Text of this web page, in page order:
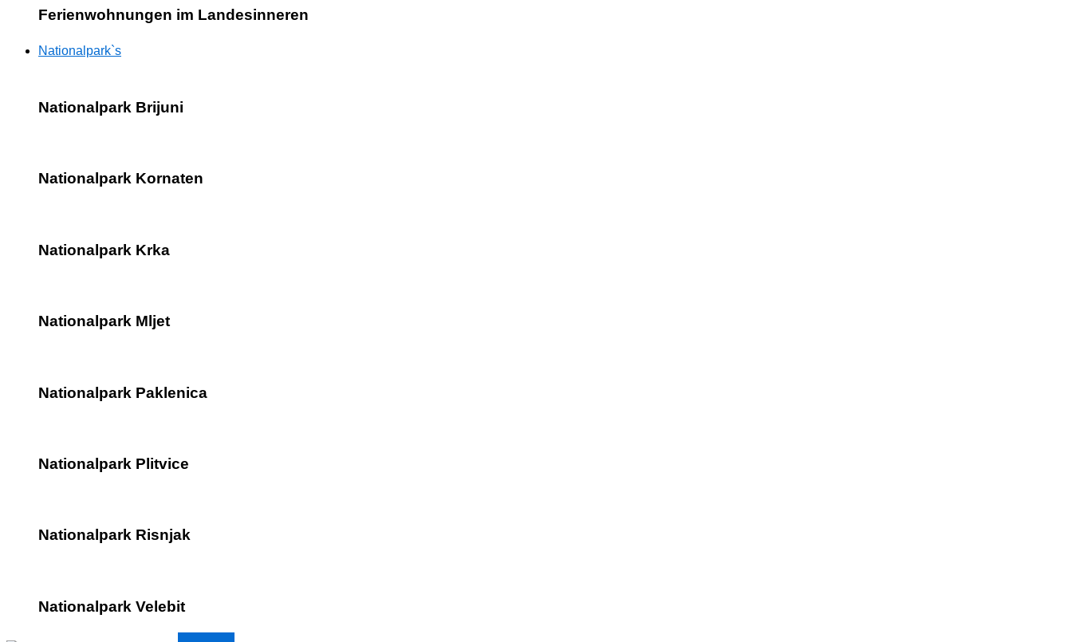
Ferienwohnungen im Landesinneren
Nationalpark`s
Nationalpark Brijuni
Nationalpark Kornaten
Nationalpark Krka
Nationalpark Mljet
Nationalpark Paklenica
Nationalpark Plitvice
Nationalpark Risnjak
Nationalpark Velebit